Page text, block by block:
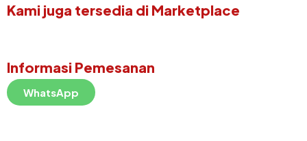
Kami juga tersedia di Marketplace
Informasi Pemesanan
WhatsApp